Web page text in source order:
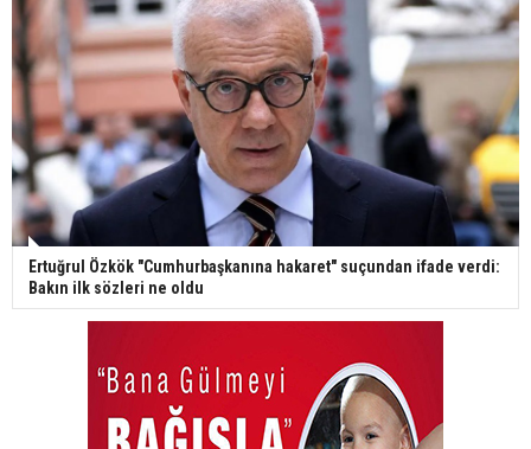
Ertuğrul Özkök "Cumhurbaşkanına hakaret" suçundan ifade verdi:
Bakın ilk sözleri ne oldu